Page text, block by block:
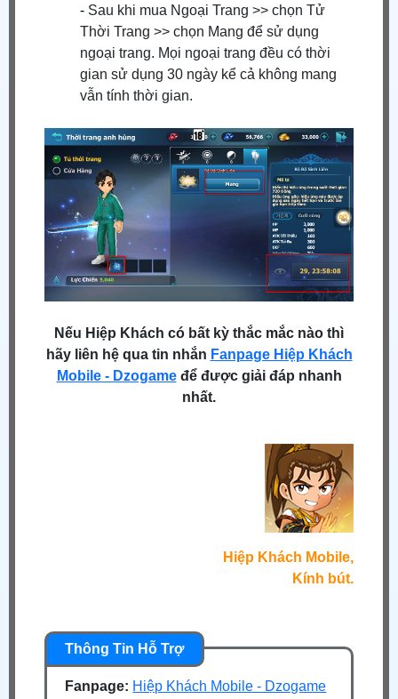
- Sau khi mua Ngoại Trang >> chọn Tử
Thời Trang >> chọn Mang để sử dụng
ngoại trang. Mọi ngoại trang đều có thời
gian sử dụng 30 ngày kể cả không mang
vẫn tính thời gian.
Nếu Hiệp Khách có bất kỳ thắc mắc nào thì
hãy liên hệ qua tin nhắn Fanpage Hiệp Khách
Mobile - Dzogameđể được giải đáp nhanh
nhất.
Hiệp Khách Mobile,
Kính bút.
Fanpage: Hiệp Khách Mobile - Dzogame